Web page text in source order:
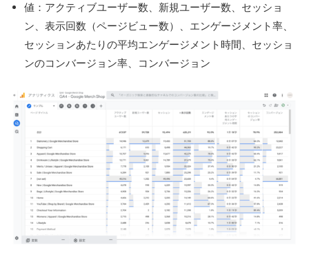
値：アクティブユーザー数、新規ユーザー数、セッショ
ン、表示回数（ページビュー数）、エンゲージメント率、
セッションあたりの平均エンゲージメント時間、セッショ
ンのコンバージョン率、コンバージョン